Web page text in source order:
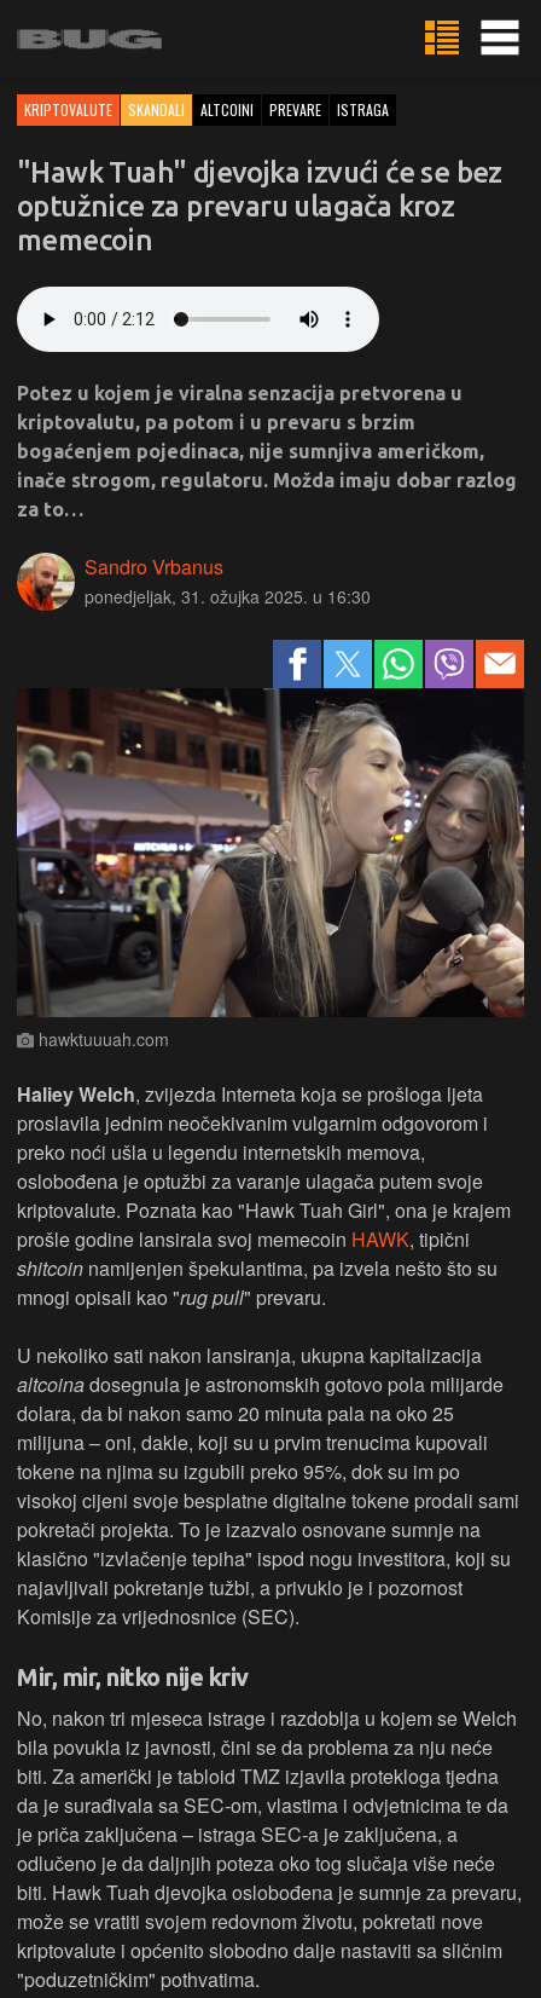
KRIPTOVALUTE SKANDALI ALTCOINI PREVARE ISTRAGA
"Hawk Tuah" djevojka izvući će se bez
optužnice za prevaru ulagača kroz
memecoin
Potez u kojem je viralna senzacija pretvorena u
kriptovalutu, pa potom i u prevaru s brzim
bogaćenjem pojedinaca, nije sumnjiva američkom,
inače strogom, regulatoru. Možda imaju dobar razlog
za to…
Sandro Vrbanus
ponedjeljak, 31. ožujka 2025. u 16:30
hawktuuuah.com
Haliey Welch, zvijezda Interneta koja se prošloga ljeta
proslavila jednim neočekivanim vulgarnim odgovorom i
preko noći ušla u legendu internetskih memova,
oslobođena je optužbi za varanje ulagača putem svoje
kriptovalute. Poznata kao "Hawk Tuah Girl", ona je krajem
prošle godine lansirala svoj memecoin HAWK, tipični
shitcoin namijenjen špekulantima, pa izvela nešto što su
mnogi opisali kao "rug pull" prevaru.
U nekoliko sati nakon lansiranja, ukupna kapitalizacija
altcoinadosegnula je astronomskih gotovo pola milijarde
dolara, da bi nakon samo 20 minuta pala na oko 25
milijuna – oni, dakle, koji su u prvim trenucima kupovali
tokene na njima su izgubili preko 95%, dok su im po
visokoj cijeni svoje besplatne digitalne tokene prodali sami
pokretači projekta. To je izazvalo osnovane sumnje na
klasično "izvlačenje tepiha" ispod nogu investitora, koji su
najavljivali pokretanje tužbi, a privuklo je i pozornost
Komisije za vrijednosnice (SEC).
Mir, mir, nitko nije kriv
No, nakon tri mjeseca istrage i razdoblja u kojem se Welch
bila povukla iz javnosti, čini se da problema za nju neće
biti. Za američki je tabloid TMZ izjavila protekloga tjedna
da je surađivala sa SEC-om, vlastima i odvjetnicima te da
je priča zaključena – istraga SEC-a je zaključena, a
odlučeno je da daljnjih poteza oko tog slučaja više neće
biti. Hawk Tuah djevojka oslobođena je sumnje za prevaru,
može se vratiti svojem redovnom životu, pokretati nove
kriptovalute i općenito slobodno dalje nastaviti sa sličnim
"poduzetničkim" pothvatima.